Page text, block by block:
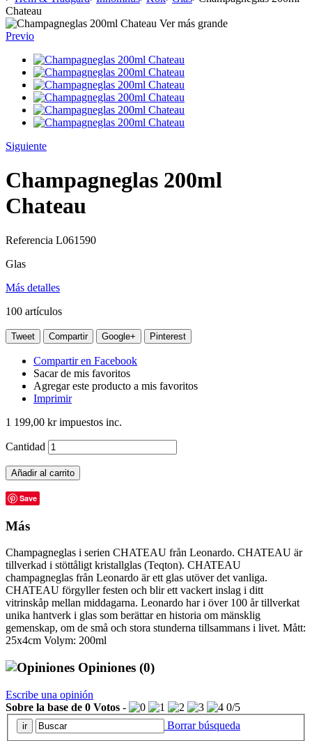
Chateau
Ver más grande
Previo
Siguiente
Champagneglas 200ml
Chateau
Referencia L061590
Glas
Más detalles
100 artículos
Tweet Compartir Google+ Pinterest
Compartir en Facebook
Sacar de mis favoritos
Agregar este producto a mis favoritos
Imprimir
1 199,00 krimpuestos inc.
Cantidad
Añadir al carrito
Save
Más
Champagneglas i serien CHATEAU från Leonardo. CHATEAU är
tillverkad i stöttåligt kristallglas (Teqton). CHATEAU
champagneglas från Leonardo är ett glas utöver det vanliga.
CHATEAU förgyller festen och blir ett vackert inslag i ditt
vitrinskåp mellan middagarna. Leonardo har i över 100 år tillverkat
unika hantverk i glas som berättar en historia om mänsklig
gemenskap, om de små och stora stunderna tillsammans i livet. Mått:
25x4cm Volym: 200ml
Opiniones (0)
Escribe una opinión
Sobre la base de 0 Votos - 0/5
Borrar búsqueda